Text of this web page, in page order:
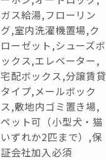
ガス給湯,フローリン
グ,室内洗濯機置場,ク
ローゼット,シューズボ
ックス,エレベーター,
宅配ボックス,分譲賃貸
タイプ,メールボック
ス,敷地内ゴミ置き場,
ペット可（小型犬・猫
いずれか2匹まで）,保
証会社加入必須